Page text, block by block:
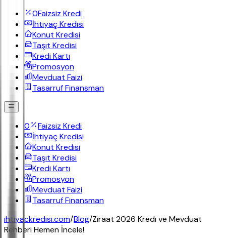
0Faizsiz Kredi
İhtiyaç Kredisi
Konut Kredisi
Taşıt Kredisi
Kredi Kartı
Promosyon
Mevduat Faizi
Tasarruf Finansman
0
Faizsiz Kredi
İhtiyaç Kredisi
Konut Kredisi
Taşıt Kredisi
Kredi Kartı
Promosyon
Mevduat Faizi
Tasarruf Finansman
ihtiyackredisi.com/Blog/Ziraat 2026 Kredi ve Mevduat
Rehberi Hemen İncele!